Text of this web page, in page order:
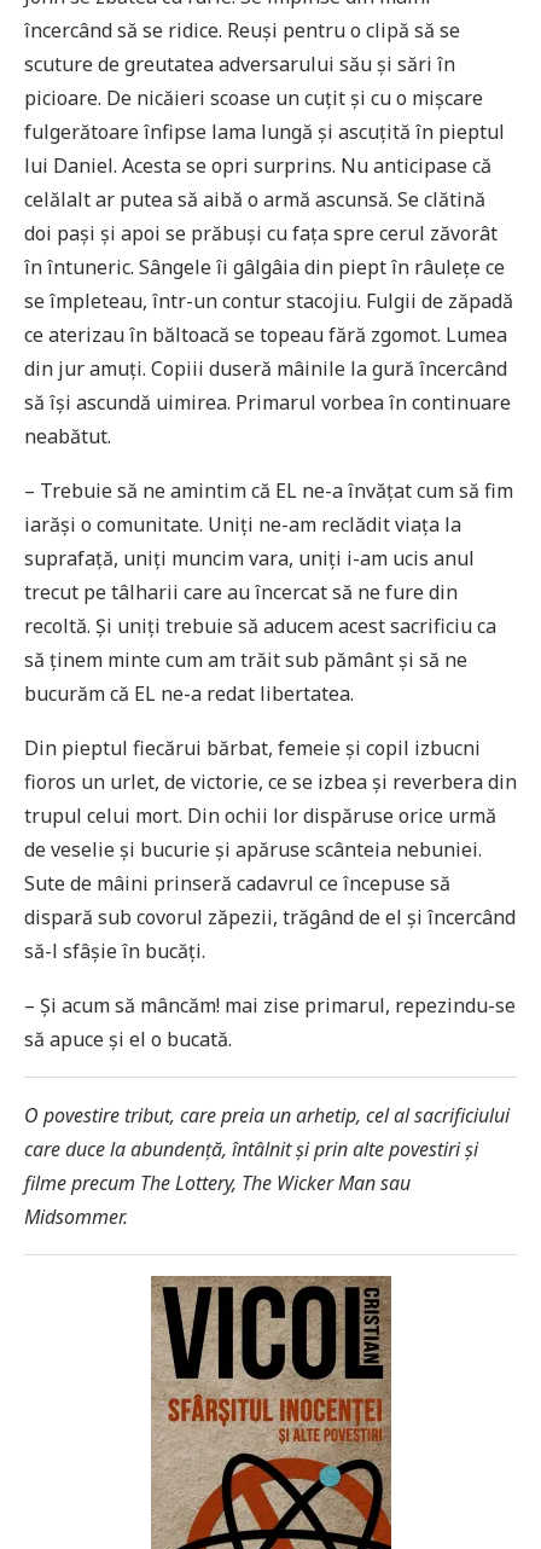
încercând să se ridice. Reuși pentru o clipă să se
scuture de greutatea adversarului său și sări în
picioare. De nicăieri scoase un cuțit și cu o mișcare
fulgerătoare înfipse lama lungă și ascuțită în pieptul
lui Daniel. Acesta se opri surprins. Nu anticipase că
celălalt ar putea să aibă o armă ascunsă. Se clătină
doi pași și apoi se prăbuși cu fața spre cerul zăvorât
în întuneric. Sângele îi gâlgâia din piept în râulețe ce
se împleteau, într-un contur stacojiu. Fulgii de zăpadă
ce aterizau în băltoacă se topeau fără zgomot. Lumea
din jur amuți. Copiii duseră mâinile la gură încercând
să își ascundă uimirea. Primarul vorbea în continuare
neabătut.
– Trebuie să ne amintim că EL ne-a învățat cum să fim
iarăși o comunitate. Uniți ne-am reclădit viața la
suprafață, uniți muncim vara, uniți i-am ucis anul
trecut pe tâlharii care au încercat să ne fure din
recoltă. Și uniți trebuie să aducem acest sacrificiu ca
să ținem minte cum am trăit sub pământ și să ne
bucurăm că EL ne-a redat libertatea.
Din pieptul fiecărui bărbat, femeie și copil izbucni
fioros un urlet, de victorie, ce se izbea și reverbera din
trupul celui mort. Din ochii lor dispăruse orice urmă
de veselie și bucurie și apăruse scânteia nebuniei.
Sute de mâini prinseră cadavrul ce începuse să
dispară sub covorul zăpezii, trăgând de el și încercând
să-l sfâșie în bucăți.
– Și acum să mâncăm! mai zise primarul, repezindu-se
să apuce și el o bucată.
O povestire tribut, care preia un arhetip, cel al sacrificiului
care duce la abundență, întâlnit și prin alte povestiri și
filme precum The Lottery, The Wicker Man sau
Midsommer.